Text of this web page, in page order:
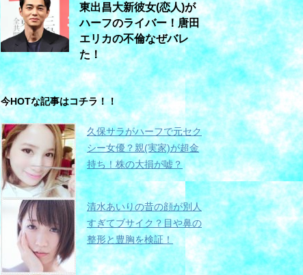
東出昌大新彼女(恋人)が
ハーフのライバー！唐田
エリカの不倫なぜバレ
た！
今HOTな記事はコチラ！！
久保サラがハーフで元セク
シー女優？親(実家)が超金
持ち！株の大損が嘘？
清水あいりの昔の顔が別人
すぎてブサイク？目や鼻の
整形と豊胸を検証！